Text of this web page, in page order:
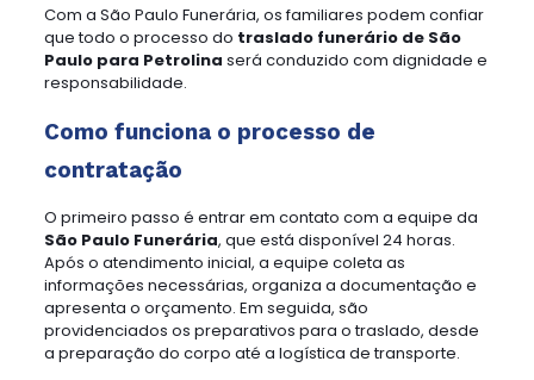
Com a São Paulo Funerária, os familiares podem confiar
que todo o processo do traslado funerário de São
Paulo para Petrolina será conduzido com dignidade e
responsabilidade.
Como funciona o processo de
contratação
O primeiro passo é entrar em contato com a equipe da
São Paulo Funerária, que está disponível 24 horas.
Após o atendimento inicial, a equipe coleta as
informações necessárias, organiza a documentação e
apresenta o orçamento. Em seguida, são
providenciados os preparativos para o traslado, desde
a preparação do corpo até a logística de transporte.